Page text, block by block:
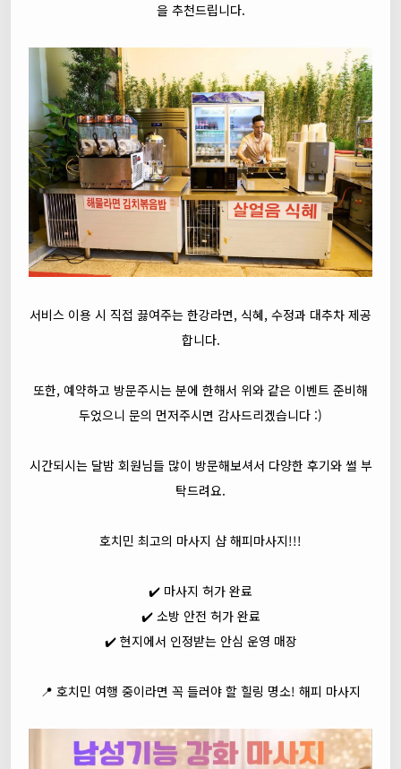
을 추천드립니다.
서비스 이용 시 직접 끓여주는 한강라면, 식혜, 수정과 대추차 제공
합니다.
또한, 예약하고 방문주시는 분에 한해서 위와 같은 이벤트 준비해
두었으니 문의 먼저주시면 감사드리겠습니다 :)
시간되시는 달밤 회원님들 많이 방문해보셔서 다양한 후기와 썰 부
탁드려요.
호치민 최고의 마사지 샵 해피마사지!!!
✔️ 마사지 허가 완료
✔️ 소방 안전 허가 완료
✔️ 현지에서 인정받는 안심 운영 매장
📍 호치민 여행 중이라면 꼭 들러야 할 힐링 명소! 해피 마사지